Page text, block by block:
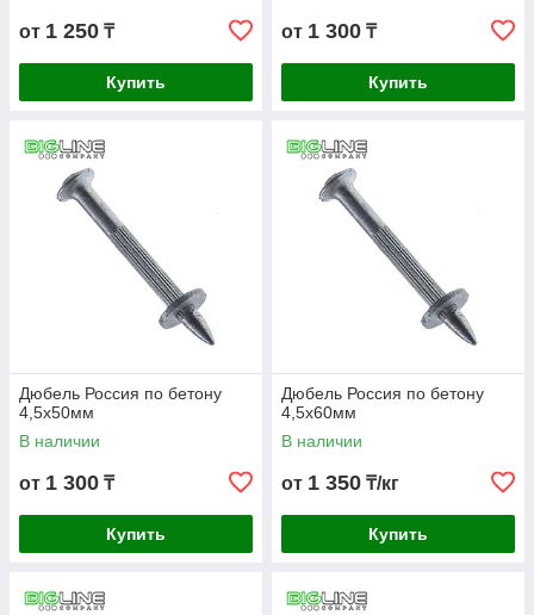
от 1 250 ₸
Купить
от 1 300 ₸
Купить
Дюбель Россия по бетону
4,5х50мм
В наличии
от 1 300 ₸
Купить
Дюбель Россия по бетону
4,5х60мм
В наличии
от 1 350 ₸/кг
Купить